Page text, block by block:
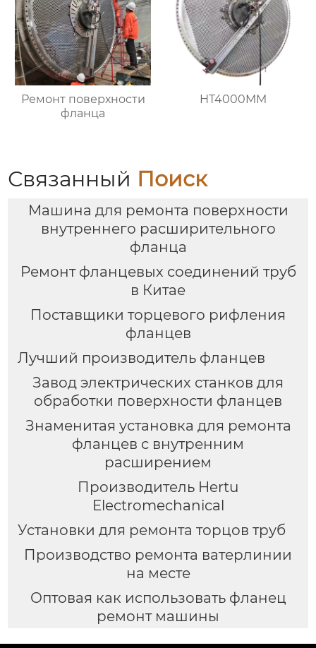
Ремонт поверхности
фланца
HT4000MM
Связанный Поиск
Машина для ремонта поверхности
внутреннего расширительного
фланца
Ремонт фланцевых соединений труб
в Китае
Поставщики торцевого рифления
фланцев
Лучший производитель фланцев
Завод электрических станков для
обработки поверхности фланцев
Знаменитая установка для ремонта
фланцев с внутренним
расширением
Производитель Hertu
Electromechanical
Установки для ремонта торцов труб
Производство ремонта ватерлинии
на месте
Оптовая как использовать фланец
ремонт машины